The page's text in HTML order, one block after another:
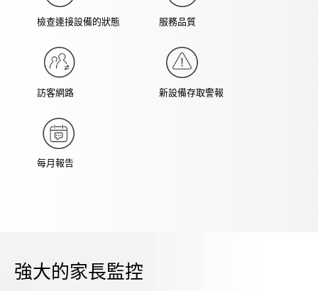
檢查連接設備的狀態 服務品質
訪客網路 新設備存取警報
每月報告
強大的家長監控